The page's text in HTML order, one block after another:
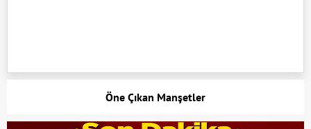
Öne Çıkan Manşetler